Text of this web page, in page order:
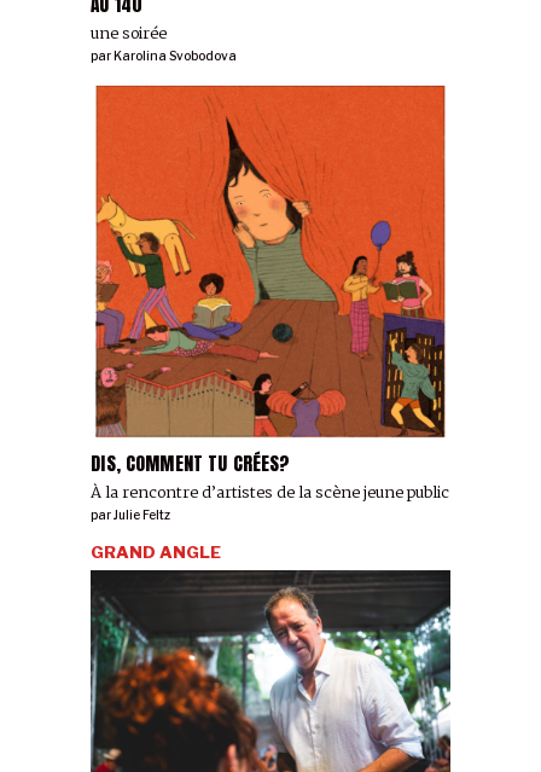
une soirée
parKarolina Svobodova
DIS, COMMENT TU CRÉES?
À la rencontre d’artistes de la scène jeune public
parJulie Feltz
GRAND ANGLE